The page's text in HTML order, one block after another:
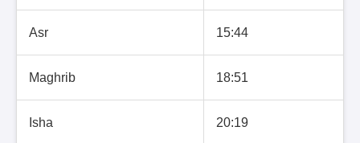
Asr 15:44
Maghrib 18:51
Isha 20:19